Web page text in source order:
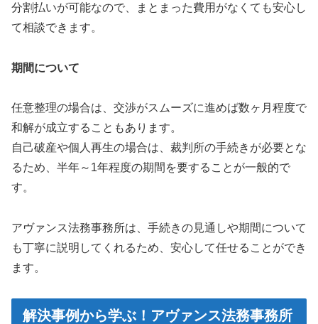
分割払いが可能なので、まとまった費用がなくても安心し
て相談できます。
期間について
任意整理の場合は、交渉がスムーズに進めば数ヶ月程度で
和解が成立することもあります。
自己破産や個人再生の場合は、裁判所の手続きが必要とな
るため、半年～1年程度の期間を要することが一般的で
す。
アヴァンス法務事務所は、手続きの見通しや期間について
も丁寧に説明してくれるため、安心して任せることができ
ます。
解決事例から学ぶ！アヴァンス法務事務所